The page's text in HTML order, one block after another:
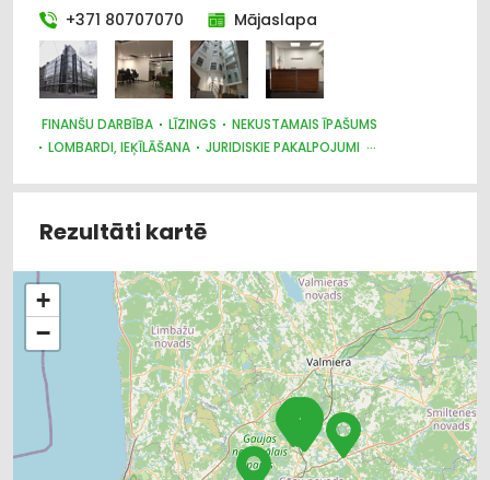
+371 80707070 Mājaslapa
FINANŠU DARBĪBA LĪZINGS
NEKUSTAMAIS ĪPAŠUMS
LOMBARDI, IEĶĪLĀŠANA
JURIDISKIE PAKALPOJUMI
AUTO TIRDZNIECĪBA, AUTOSALONI
AUTO VĒRTĒŠANA
Rezultāti kartē
+
−